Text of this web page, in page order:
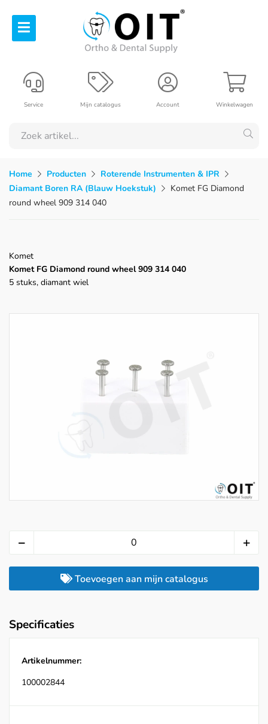
Winkelwagen
Account
Mijn catalogus
Service
Home Producten
Roterende Instrumenten & IPR
Diamant Boren RA (Blauw Hoekstuk)
Komet FG Diamond
round wheel 909 314 040
Komet
Komet FG Diamond round wheel 909 314 040
5 stuks, diamant wiel
Toevoegen aan mijn catalogus
Specificaties
Artikelnummer:
100002844